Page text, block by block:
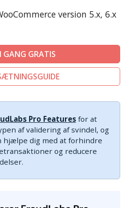
version 5.x, 6.x
GANG GRATIS
Pro Featuresfor at
af validering af svindel, og
hjælpe dig med at forhindre
og reducere